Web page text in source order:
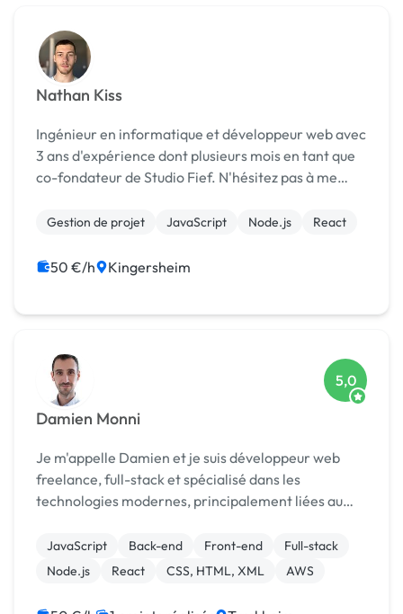
Nathan Kiss
Ingénieur en informatique et développeur web avec
3 ans d'expérience dont plusieurs mois en tant que
co-fondateur de Studio Fief. N'hésitez pas à me
Gestion de projet JavaScript Node.js React
50 €/h Kingersheim
Damien Monni
5,0
Je m'appelle Damien et je suis développeur web
freelance, full-stack et spécialisé dans les
technologies modernes, principalement liées au
suis spécialisé sur des technologies modernes
comme R...
JavaScript Back-end Front-end
Full-stack
Node.js
React CSS, HTML, XML AWS